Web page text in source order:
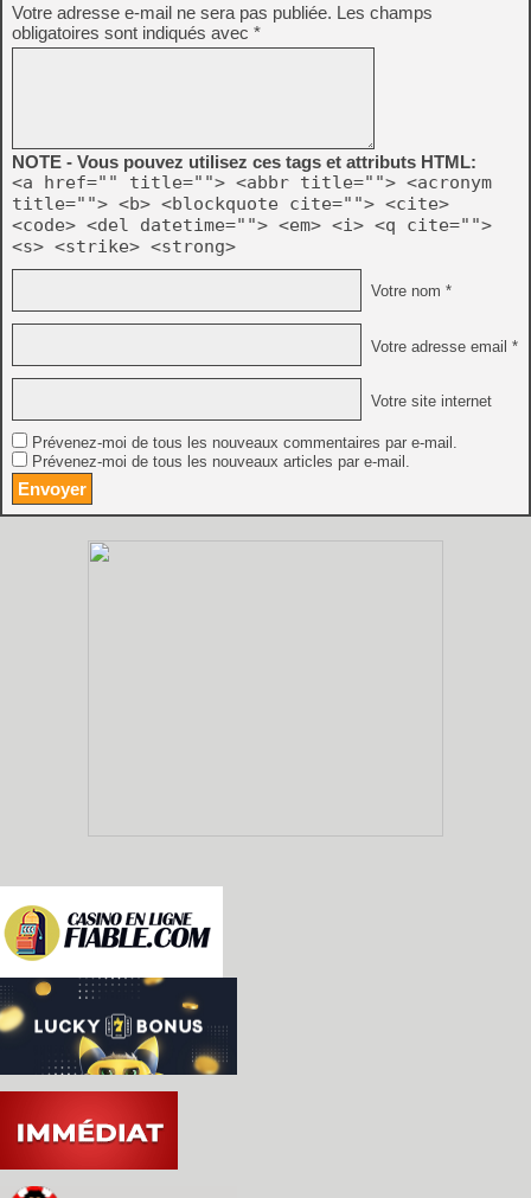
Votre adresse e-mail ne sera pas publiée. Les champs
obligatoires sont indiqués avec *
NOTE - Vous pouvez utilisez ces tags et attributs HTML:
<a href="" title=""> <abbr title=""> <acronym
title=""> <b> <blockquote cite=""> <cite>
<code> <del datetime=""> <em> <i> <q cite="">
<s> <strike> <strong>
Votre nom *
Votre adresse email *
Votre site internet
Prévenez-moi de tous les nouveaux commentaires par e-mail.
Prévenez-moi de tous les nouveaux articles par e-mail.